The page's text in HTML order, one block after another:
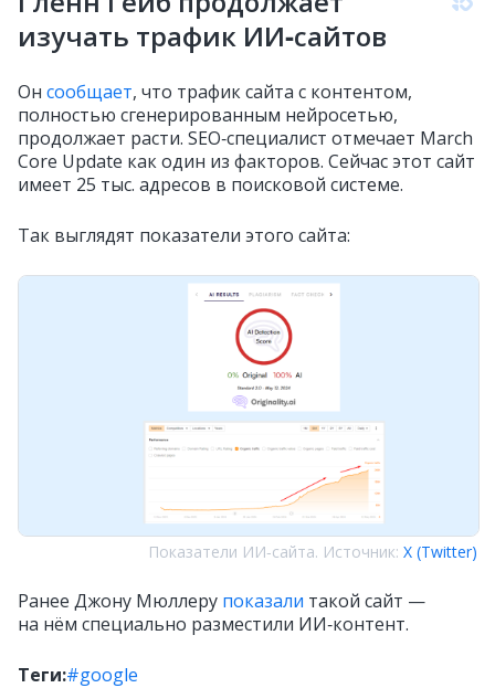
изучать трафик ИИ‑сайтов
Он сообщает, что трафик сайта с контентом,
полностью сгенерированным нейросетью,
продолжает расти. SEO‑специалист отмечает March
Core Update как один из факторов. Сейчас этот сайт
имеет 25 тыс. адресов в поисковой системе.
Так выглядят показатели этого сайта:
Показатели ИИ‑сайта. Источник: X (Twitter)
Ранее Джону Мюллеру показали такой сайт —
на нём специально разместили ИИ‑контент.
Теги:#google